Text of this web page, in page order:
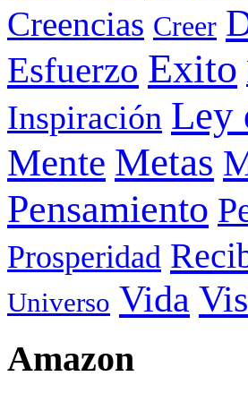
Creencias Creer
Esfuerzo Exito
Inspiración Ley
Mente Metas
Pensamiento
Prosperidad
Universo Vida
Amazon